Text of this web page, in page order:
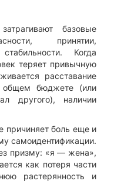
базовые
принятии,
Когда
теряет привычную
расставание
общем бюджете (или
другого), наличии
причиняет боль еще и
самоидентификации.
призму: «я — жена»,
как потеря части
растерянность и